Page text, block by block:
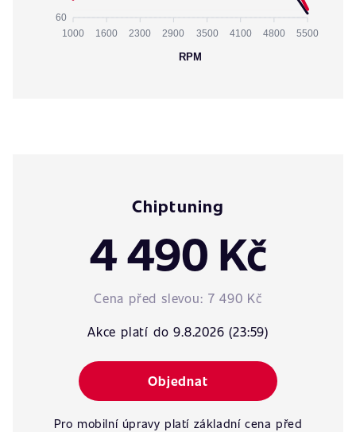
60
1000 1600 2300 2900 3500 4100 4800 5500
RPM
Chiptuning
4 490 Kč
Cena před slevou: 7 490 Kč
Akce platí do 9.8.2026 (23:59)
Objednat
Pro mobilní úpravy platí základní cena před